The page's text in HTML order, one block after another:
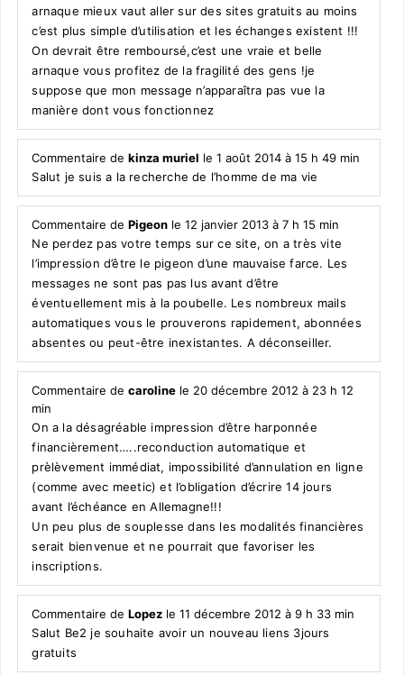
arnaque mieux vaut aller sur des sites gratuits au moins
c’est plus simple d’utilisation et les échanges existent !!!
On devrait être remboursé,c’est une vraie et belle
arnaque vous profitez de la fragilité des gens !je
suppose que mon message n’apparaîtra pas vue la
manière dont vous fonctionnez
Commentaire dekinza muriel le 1 août 2014 à 15 h 49 min
Salut je suis a la recherche de l’homme de ma vie
Commentaire dePigeon le 12 janvier 2013 à 7 h 15 min
Ne perdez pas votre temps sur ce site, on a très vite
l’impression d’être le pigeon d’une mauvaise farce. Les
messages ne sont pas pas lus avant d’être
éventuellement mis à la poubelle. Les nombreux mails
automatiques vous le prouverons rapidement, abonnées
absentes ou peut-être inexistantes. A déconseiller.
Commentaire decaroline le 20 décembre 2012 à 23 h 12
min
On a la désagréable impression d’être harponnée
financièrement…..reconduction automatique et
prèlèvement immédiat, impossibilité d’annulation en ligne
(comme avec meetic) et l’obligation d’écrire 14 jours
avant l’échéance en Allemagne!!!
Un peu plus de souplesse dans les modalités financières
serait bienvenue et ne pourrait que favoriser les
inscriptions.
Commentaire deLopez le 11 décembre 2012 à 9 h 33 min
Salut Be2 je souhaite avoir un nouveau liens 3jours
gratuits